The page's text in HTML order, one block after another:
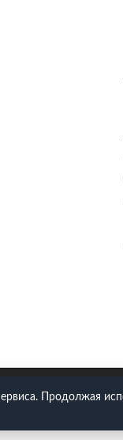
Продолжая